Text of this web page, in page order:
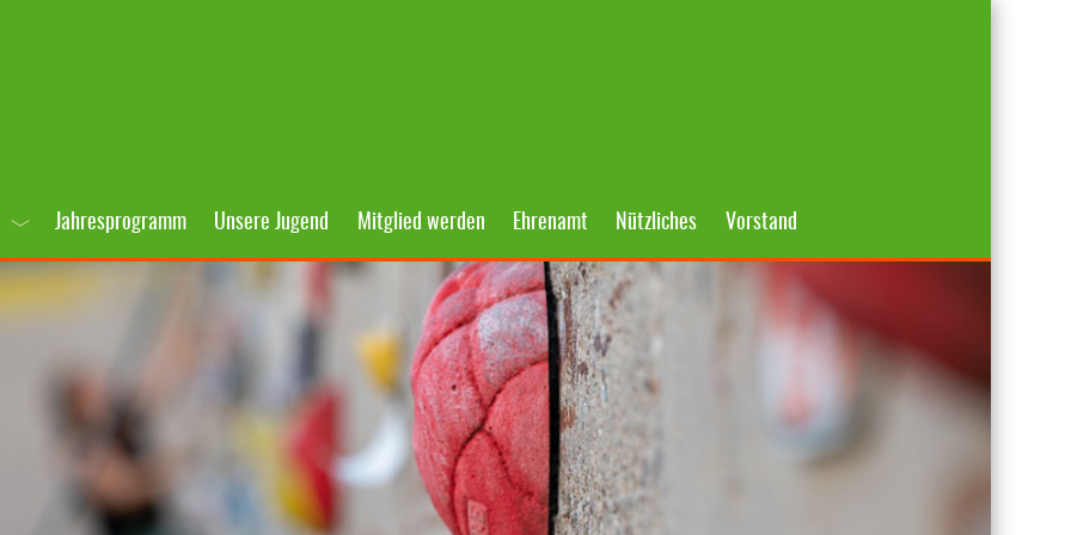
Jahresprogramm Unsere Jugend Mitglied werden Ehrenamt Nützliches Vorstand